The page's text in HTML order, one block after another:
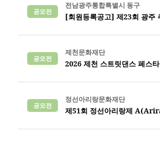
공모전
전남광주통합특별시 동구
[회원등록공고] 제23회 광주
공모전
제천문화재단
2026 제천 스트릿댄스 페스
공모전
정선아리랑문화재단
제51회 정선아리랑제